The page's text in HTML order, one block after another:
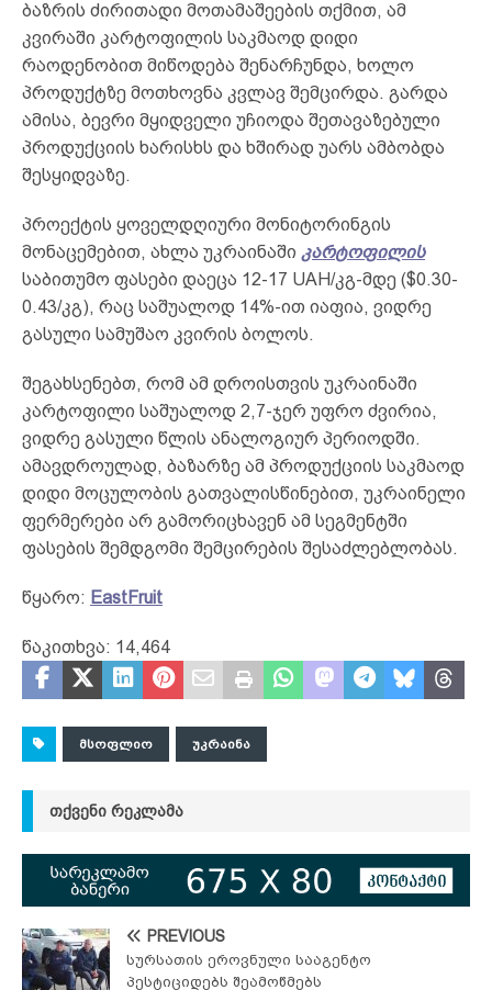
ბაზრის ძირითადი მოთამაშეების თქმით, ამ
კვირაში კარტოფილის საკმაოდ დიდი
რაოდენობით მიწოდება შენარჩუნდა, ხოლო
პროდუქტზე მოთხოვნა კვლავ შემცირდა. გარდა
ამისა, ბევრი მყიდველი უჩიოდა შეთავაზებული
პროდუქციის ხარისხს და ხშირად უარს ამბობდა
შესყიდვაზე.
პროექტის ყოველდღიური მონიტორინგის
მონაცემებით, ახლა უკრაინაში კარტოფილის
საბითუმო ფასები დაეცა 12-17 UAH/კგ-მდე ($0.30-
0.43/კგ), რაც საშუალოდ 14%-ით იაფია, ვიდრე
გასული სამუშაო კვირის ბოლოს.
შეგახსენებთ, რომ ამ დროისთვის უკრაინაში
კარტოფილი საშუალოდ 2,7-ჯერ უფრო ძვირია,
ვიდრე გასული წლის ანალოგიურ პერიოდში.
ამავდროულად, ბაზარზე ამ პროდუქციის საკმაოდ
დიდი მოცულობის გათვალისწინებით, უკრაინელი
ფერმერები არ გამორიცხავენ ამ სეგმენტში
ფასების შემდგომი შემცირების შესაძლებლობას.
წყარო: EastFruit
წაკითხვა: 14,464
ᲛᲡᲝᲤᲚᲘᲝ ᲣᲙᲠᲐᲘᲜᲐ
ᲗᲥᲕᲔᲜᲘ ᲠᲔᲙᲚᲐᲛᲐ
PREVIOUS
სურსათის ეროვნული სააგენტო
პესტიციდებს შეამოწმებს